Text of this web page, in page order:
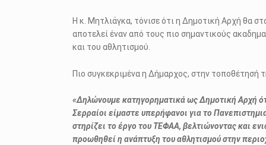
Η κ. Μητλιάγκα, τόνισε ότι η Δημοτική Αρχή θα
αποτελεί έναν από τους πιο σημαντικούς
και του αθλητισμού.
Πιο συγκεκριμένα η Δήμαρχος, στην τοποθέτησή
«Δηλώνουμε κατηγορηματικά ως Δημοτική Αρχή
Σερραίοι είμαστε υπερήφανοι για το
στηρίζει το έργο του ΤΕΦΑΑ, βελτιώνοντας και
προωθηθεί η ανάπτυξη του αθλητισμού στην